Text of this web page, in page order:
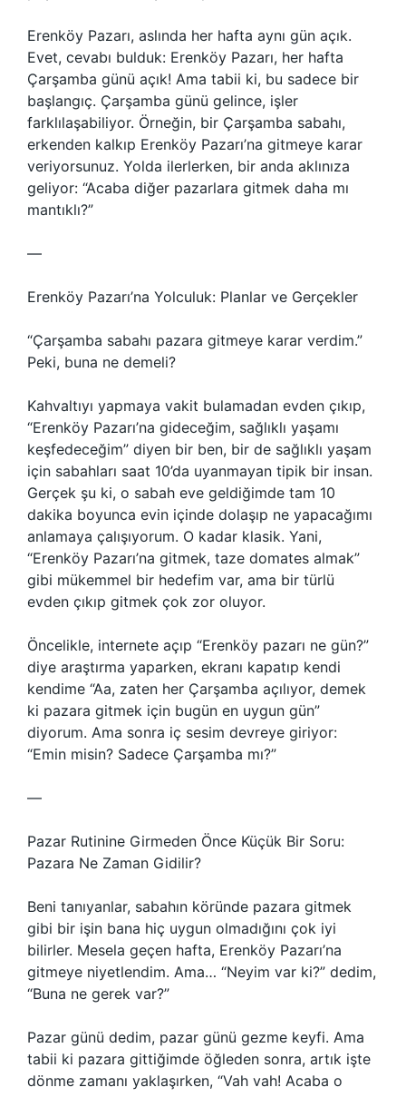
Erenköy Pazarı, aslında her hafta aynı gün açık.
Evet, cevabı bulduk: Erenköy Pazarı, her hafta
Çarşamba günü açık! Ama tabii ki, bu sadece bir
başlangıç. Çarşamba günü gelince, işler
farklılaşabiliyor. Örneğin, bir Çarşamba sabahı,
erkenden kalkıp Erenköy Pazarı’na gitmeye karar
veriyorsunuz. Yolda ilerlerken, bir anda aklınıza
geliyor: “Acaba diğer pazarlara gitmek daha mı
mantıklı?”
—
Erenköy Pazarı’na Yolculuk: Planlar ve Gerçekler
“Çarşamba sabahı pazara gitmeye karar verdim.”
Peki, buna ne demeli?
Kahvaltıyı yapmaya vakit bulamadan evden çıkıp,
“Erenköy Pazarı’na gideceğim, sağlıklı yaşamı
keşfedeceğim” diyen bir ben, bir de sağlıklı yaşam
için sabahları saat 10’da uyanmayan tipik bir insan.
Gerçek şu ki, o sabah eve geldiğimde tam 10
dakika boyunca evin içinde dolaşıp ne yapacağımı
anlamaya çalışıyorum. O kadar klasik. Yani,
“Erenköy Pazarı’na gitmek, taze domates almak”
gibi mükemmel bir hedefim var, ama bir türlü
evden çıkıp gitmek çok zor oluyor.
Öncelikle, internete açıp “Erenköy pazarı ne gün?”
diye araştırma yaparken, ekranı kapatıp kendi
kendime “Aa, zaten her Çarşamba açılıyor, demek
ki pazara gitmek için bugün en uygun gün”
diyorum. Ama sonra iç sesim devreye giriyor:
“Emin misin? Sadece Çarşamba mı?”
—
Pazar Rutinine Girmeden Önce Küçük Bir Soru:
Pazara Ne Zaman Gidilir?
Beni tanıyanlar, sabahın köründe pazara gitmek
gibi bir işin bana hiç uygun olmadığını çok iyi
bilirler. Mesela geçen hafta, Erenköy Pazarı’na
gitmeye niyetlendim. Ama… “Neyim var ki?” dedim,
“Buna ne gerek var?”
Pazar günü dedim, pazar günü gezme keyfi. Ama
tabii ki pazara gittiğimde öğleden sonra, artık işte
dönme zamanı yaklaşırken, “Vah vah! Acaba o